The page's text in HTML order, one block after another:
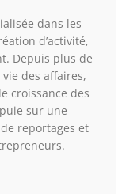
dans les
d’activité,
Depuis plus de
des affaires,
croissance des
sur une
reportages et